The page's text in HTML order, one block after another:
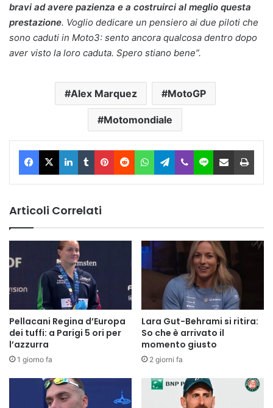
bravi ad avere pazienza e a costruirci al meglio questa
prestazione. Voglio dedicare un pensiero ai due piloti che
sono caduti in Moto3: sento ancora qualcosa dentro dopo
aver visto la loro caduta. Spero stiano bene”.
Alex Marquez MotoGP
Motomondiale
Facebook
X LinkedIn
TumblrPinterest
RedditWhatsAppTelegram
ViberLine Condividi via Email
Articoli Correlati
Pellacani Regina d’Europa
dei tuffi: a Parigi 5 ori per
l’azzurra
1 giorno fa
Lara Gut-Behrami si ritira:
So che è arrivato il
momento giusto
2 giorni fa